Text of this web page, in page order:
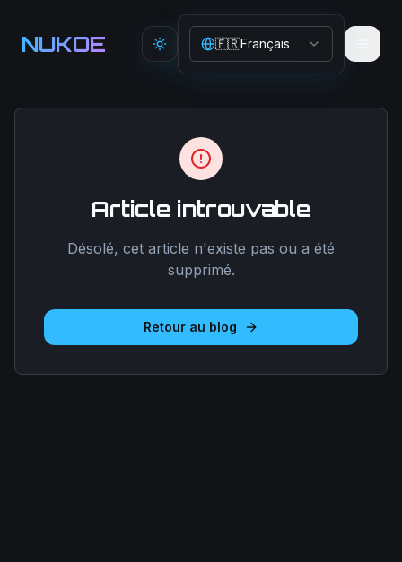
NUKOE Toggle theme
🇫🇷Français
Article introuvable
Désolé, cet article n'existe pas ou a été
supprimé.
Retour au blog